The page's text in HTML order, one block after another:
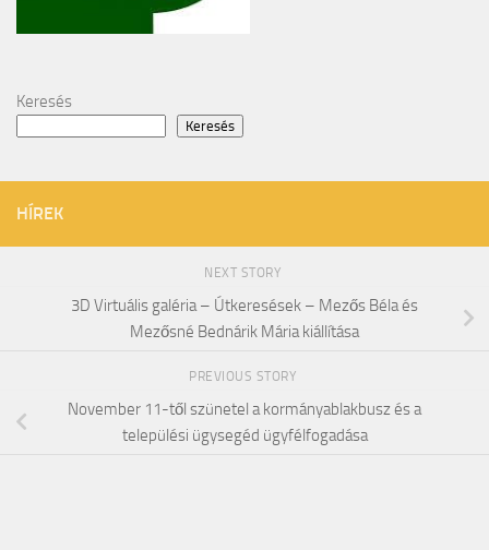
Keresés
Keresés
HÍREK
NEXT STORY
3D Virtuális galéria – Útkeresések – Mezős Béla és
Mezősné Bednárik Mária kiállítása
PREVIOUS STORY
November 11-től szünetel a kormányablakbusz és a
települési ügysegéd ügyfélfogadása